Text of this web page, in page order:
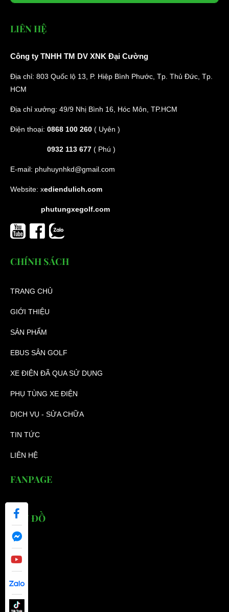
LIÊN HỆ
Công ty TNHH TM DV XNK Đại Cường
Địa chỉ: 803 Quốc lộ 13, P. Hiệp Bình Phước, Tp. Thủ Đức, Tp.
HCM
Địa chỉ xưởng: 49/9 Nhị Bình 16, Hóc Môn, TP.HCM
Điện thoại: 0868 100 260 ( Uyên )
0932 113 677 ( Phú )
E-mail: phuhuynhkd@gmail.com
Website: xediendulich.com
phutungxegolf.com
CHÍNH SÁCH
TRANG CHỦ
GIỚI THIỆU
SẢN PHẨM
EBUS SÂN GOLF
XE ĐIỆN ĐÃ QUA SỬ DỤNG
PHỤ TÙNG XE ĐIỆN
DỊCH VỤ - SỬA CHỮA
TIN TỨC
LIÊN HỆ
FANPAGE
BẢN ĐỒ